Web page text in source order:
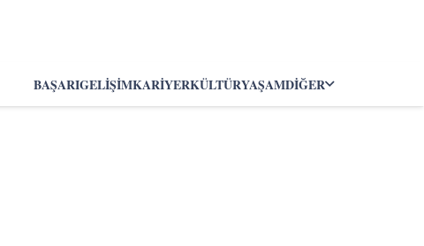
BAŞARIGELIŞIMKARIYERKÜLTÜRYAŞAMDIĞER